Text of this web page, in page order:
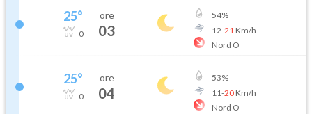
25°
0
ore
03
54%
12-21 Km/h
Nord O
25°
0
ore
04
53%
11-20Km/h
Nord O